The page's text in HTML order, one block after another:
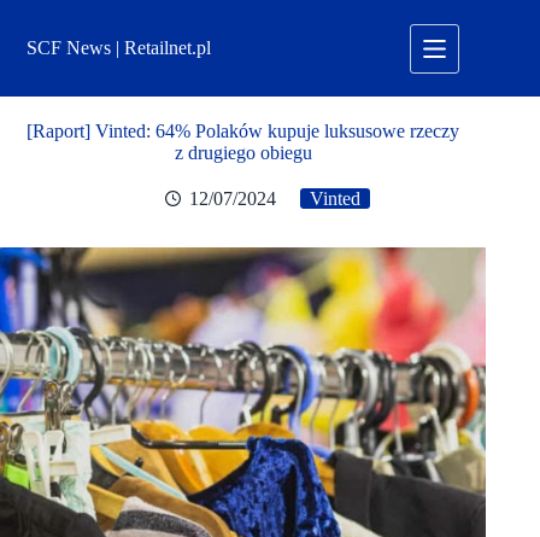
treściSCF News | Retailnet.pl
[Raport] Vinted: 64% Polaków kupuje luksusowe rzeczy
z drugiego obiegu
12/07/2024 Vinted